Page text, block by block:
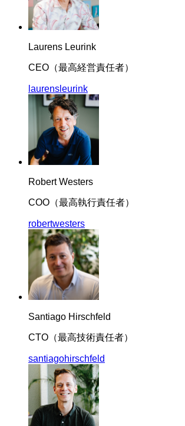
Laurens Leurink
CEO（最高経営責任者）
laurensleurink
Robert Westers
COO（最高執行責任者）
robertwesters
Santiago Hirschfeld
CTO（最高技術責任者）
santiagohirschfeld